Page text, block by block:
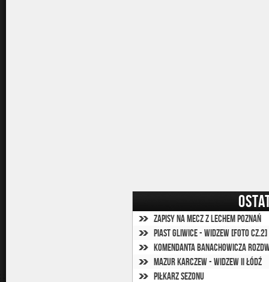
Zapisy na mecz z Lechem Poznań
Piast Gliwice - Widzew [foto cz.2]
Komendanta Banachowicza
Mazur Karczew - Widzew II Łódź
Piłkarz sezonu